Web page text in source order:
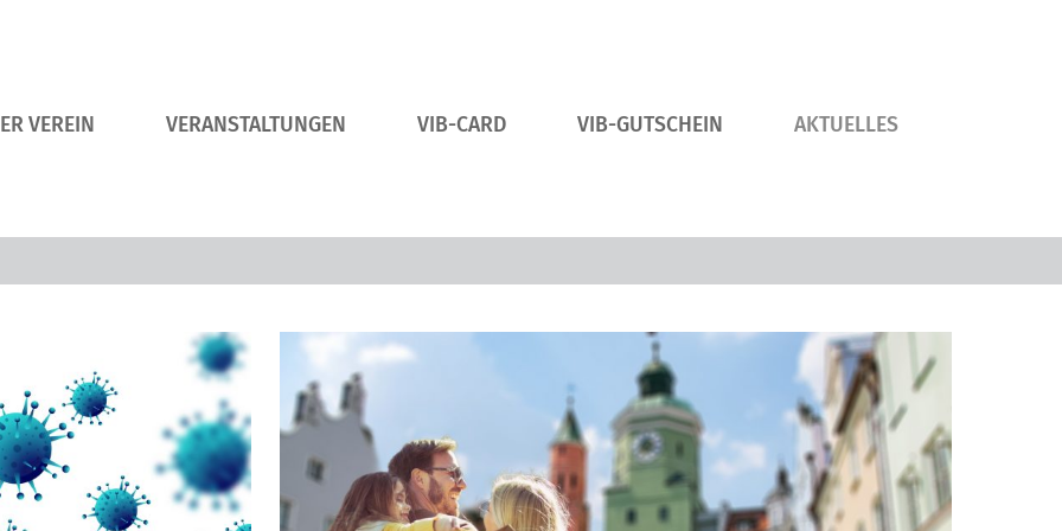
VEREIN VERANSTALTUNGEN VIB-CARD VIB-GUTSCHEIN AKTUELLES